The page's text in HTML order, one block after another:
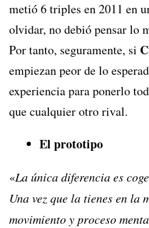
metió 6 triples en 2011 en
olvidar, no debió pensar lo
Por tanto, seguramente, si
empiezan peor de lo
experiencia para ponerlo
que cualquier otro rival.
El prototipo
«La única diferencia es
Una vez que la tienes en la
movimiento y proceso